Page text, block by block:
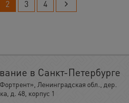
2 3 4
в Санкт-Петербурге
Ленинградская обл., дер.
д. 48, корпус 1